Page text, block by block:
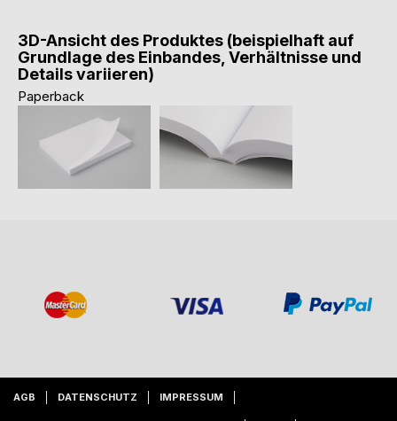
3D-Ansicht des Produktes (beispielhaft auf
Grundlage des Einbandes, Verhältnisse und
Details variieren)
Paperback
AGB DATENSCHUTZ IMPRESSUM